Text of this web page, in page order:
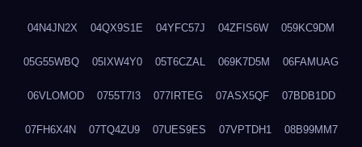
04N4JN2X 04QX9S1E 04YFC57J 04ZFIS6W 059KC9DM
05G55WBQ 05IXW4Y0 05T6CZAL 069K7D5M 06FAMUAG
06VLOMOD 0755T7I3 077IRTEG 07ASX5QF 07BDB1DD
07FH6X4N 07TQ4ZU9 07UES9ES 07VPTDH1 08B99MM7